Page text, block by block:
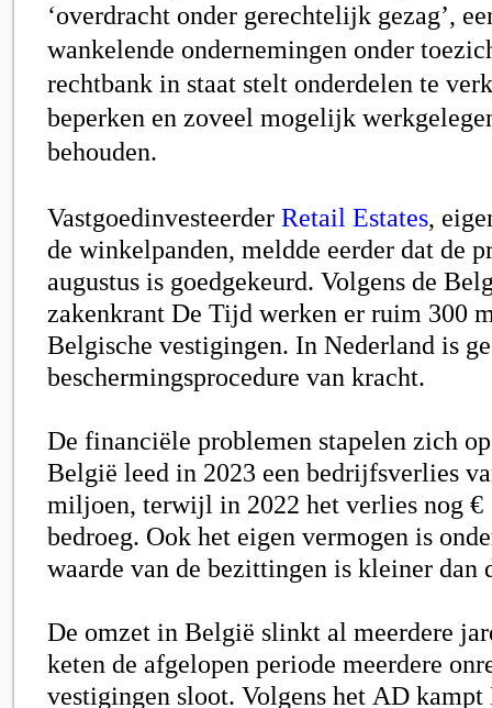
‘overdracht onder gerechtelijk gezag’,
wankelende ondernemingen onder
rechtbank in staat stelt onderdelen te
beperken en zoveel mogelijk
behouden.
Vastgoedinvesteerder Retail Estates,
de winkelpanden, meldde eerder dat de
augustus is goedgekeurd. Volgens de
zakenkrant De Tijd werken er ruim 300
Belgische vestigingen. In Nederland is
beschermingsprocedure van kracht.
De financiële problemen stapelen zich
België leed in 2023 een bedrijfsverlies
miljoen, terwijl in 2022 het verlies nog €
bedroeg. Ook het eigen vermogen is
waarde van de bezittingen is kleiner dan
De omzet in België slinkt al meerdere
keten de afgelopen periode meerdere
vestigingen sloot. Volgens het AD